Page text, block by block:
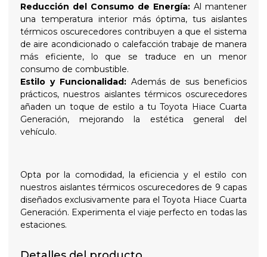
Reducción del Consumo de Energía: Al mantener
una temperatura interior más óptima, tus aislantes
térmicos oscurecedores contribuyen a que el sistema
de aire acondicionado o calefacción trabaje de manera
más eficiente, lo que se traduce en un menor
consumo de combustible.
Estilo y Funcionalidad:Además de sus beneficios
prácticos, nuestros aislantes térmicos oscurecedores
añaden un toque de estilo a tu Toyota Hiace Cuarta
Generación, mejorando la estética general del
vehículo.
Opta por la comodidad, la eficiencia y el estilo con
nuestros aislantes térmicos oscurecedores de 9 capas
diseñados exclusivamente para el Toyota Hiace Cuarta
Generación. Experimenta el viaje perfecto en todas las
estaciones.